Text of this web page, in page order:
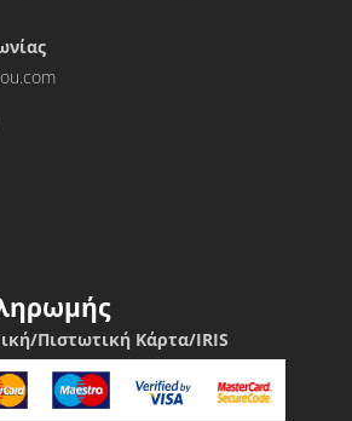
Πιστωτική Κάρτα/IRIS